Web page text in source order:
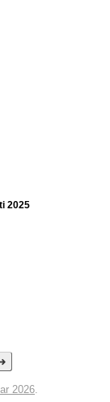
2025
2026.